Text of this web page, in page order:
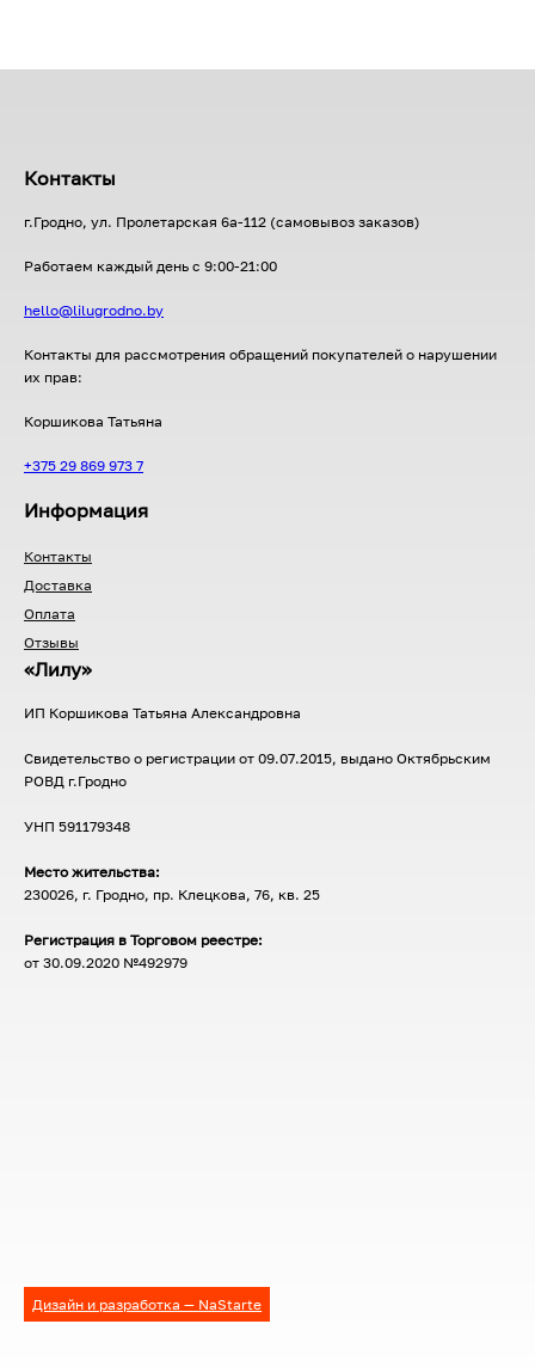
Контакты
г.Гродно, ул. Пролетарская 6а-112 (самовывоз заказов)
Работаем каждый день с 9:00-21:00
hello@lilugrodno.by
Контакты для рассмотрения обращений покупателей о нарушении
их прав:
Коршикова Татьяна
+375 29 869 973 7
Информация
Контакты
Доставка
Оплата
Отзывы
«Лилу»
ИП Коршикова Татьяна Александровна
Свидетельство о регистрации от 09.07.2015, выдано Октябрьским
РОВД г.Гродно
УНП 591179348
Место жительства:
230026, г. Гродно, пр. Клецкова, 76, кв. 25
Регистрация в Торговом реестре:
от 30.09.2020 №492979
Дизайн и разработка — NaStarte